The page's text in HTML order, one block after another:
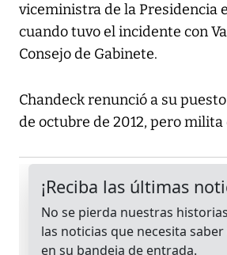
viceministra de la Presidencia
cuando tuvo el incidente con
Consejo de Gabinete.
Chandeck renunció a su
de octubre de 2012, pero milita